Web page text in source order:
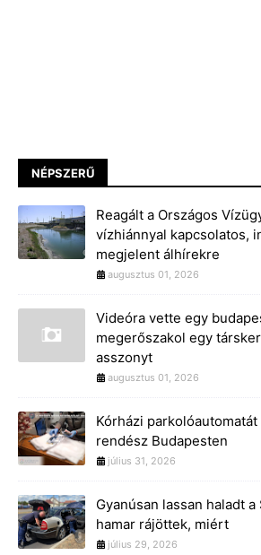
NÉPSZERŰ
Reagált a Országos
vízhiánnyal kapcsolatos,
megjelent álhírekre
augusztus 01, 2026
Videóra vette egy
megerőszakol egy
asszonyt
augusztus 01, 2026
Kórházi
rendész Budapesten
július 31, 2026
Gyanúsan lassan haladt
hamar rájöttek, miért
július 29, 2026